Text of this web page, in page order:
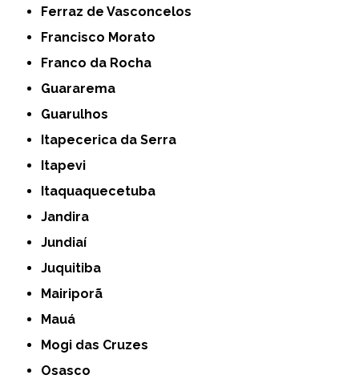
Ferraz de Vasconcelos
Francisco Morato
Franco da Rocha
Guararema
Guarulhos
Itapecerica da Serra
Itapevi
Itaquaquecetuba
Jandira
Jundiaí
Juquitiba
Mairiporã
Mauá
Mogi das Cruzes
Osasco